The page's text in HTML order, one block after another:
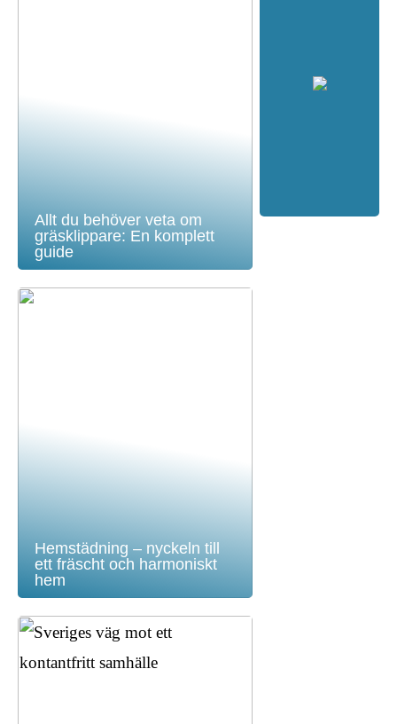
Allt du behöver veta om
gräsklippare: En komplett
guide
Hemstädning – nyckeln till
ett fräscht och harmoniskt
hem